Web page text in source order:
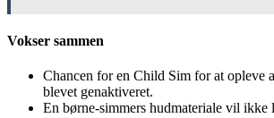
Vokser sammen
Chancen for en Child Sim for at opleve
blevet genaktiveret.
En børne-simmers hudmateriale vil